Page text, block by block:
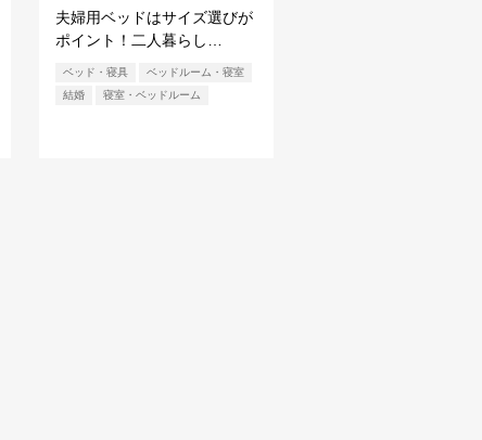
夫婦用ベッドはサイズ選びが
ポイント！二人暮らし…
ベッド・寝具
ベッドルーム・寝室
結婚
寝室・ベッドルーム